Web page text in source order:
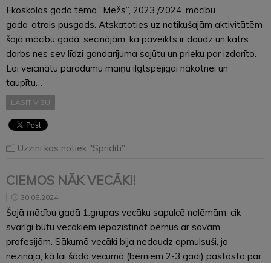
Ekoskolas gada tēma “Mežs”, 2023./2024. mācību
gada otrais pusgads. Atskatoties uz notikušajām aktivitātēm
šajā mācību gadā, secinājām, ka paveikts ir daudz un katrs
darbs nes sev līdzi gandarījuma sajūtu un prieku par izdarīto.
Lai veicinātu paradumu maiņu ilgtspējīgai nākotnei un
taupītu…
LASĪT VISU
Uzzini kas notiek "Sprīdītī"
CIEMOS NĀK VECĀKI!
30.05.2024
Šajā mācību gadā 1.grupas vecāku sapulcē nolēmām, cik
svarīgi būtu vecākiem iepazīstināt bērnus ar savām
profesijām. Sākumā vecāki bija nedaudz apmulsuši, jo
nezināja, kā lai šādā vecumā (bērniem 2-3 gadi) pastāsta par